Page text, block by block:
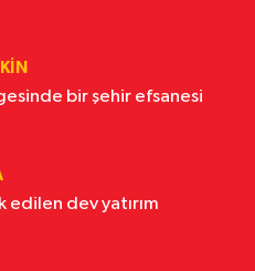
bir şehir efsanesi
edilen dev yatırım